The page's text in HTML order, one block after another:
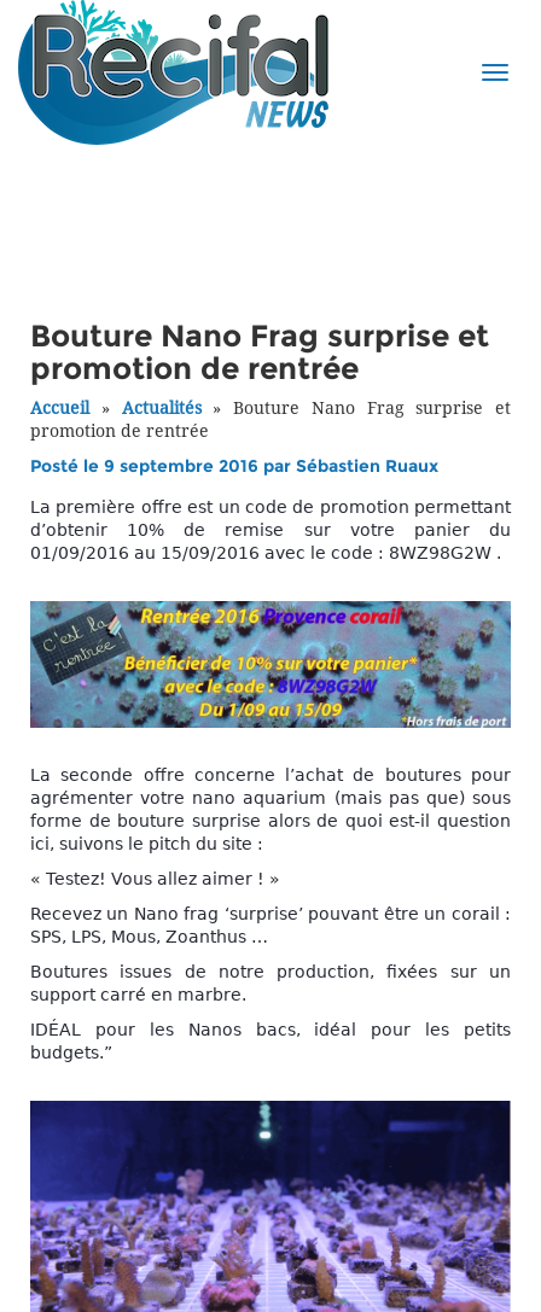
Bouture Nano Frag surprise et
promotion de rentrée
Accueil» Actualités» Bouture Nano Frag surprise et
promotion de rentrée
Posté le 9 septembre 2016 par Sébastien Ruaux
La première offre est un code de promotion permettant
d’obtenir 10% de remise sur votre panier du
01/09/2016 au 15/09/2016 avec le code : 8WZ98G2W .
La seconde offre concerne l’achat de boutures pour
agrémenter votre nano aquarium (mais pas que) sous
forme de bouture surprise alors de quoi est-il question
ici, suivons le pitch du site :
« Testez! Vous allez aimer ! »
Recevez un Nano frag ‘surprise’ pouvant être un corail :
SPS, LPS, Mous, Zoanthus …
Boutures issues de notre production, fixées sur un
support carré en marbre.
IDÉAL pour les Nanos bacs, idéal pour les petits
budgets.”